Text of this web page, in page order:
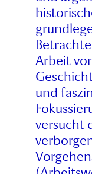
Arbeit
und
versucht